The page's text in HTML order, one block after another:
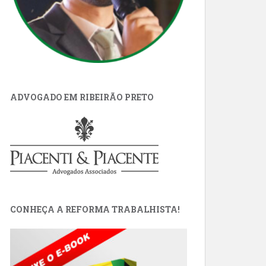
ADVOGADO EM RIBEIRÃO PRETO
CONHEÇA A REFORMA TRABALHISTA!